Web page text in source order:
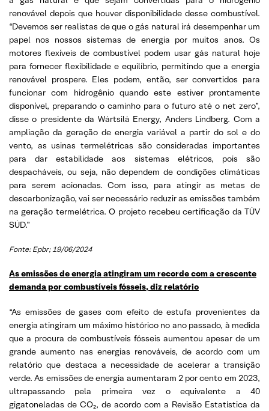
renovável depois que houver disponibilidade desse combustível.
“Devemos ser realistas de que o gás natural irá desempenhar um
papel nos nossos sistemas de energia por muitos anos. Os
motores flexíveis de combustível podem usar gás natural hoje
para fornecer flexibilidade e equilíbrio, permitindo que a energia
renovável prospere. Eles podem, então, ser convertidos para
funcionar com hidrogênio quando este estiver prontamente
disponível, preparando o caminho para o futuro até o net zero”,
disse o presidente da Wärtsilä Energy, Anders Lindberg. Com a
ampliação da geração de energia variável a partir do sol e do
vento, as usinas termelétricas são consideradas importantes
para dar estabilidade aos sistemas elétricos, pois são
despacháveis, ou seja, não dependem de condições climáticas
para serem acionadas. Com isso, para atingir as metas de
descarbonização, vai ser necessário reduzir as emissões também
na geração termelétrica. O projeto recebeu certificação da TÜV
SÜD.”
Fonte: Epbr; 19/06/2024
As emissões de energia atingiram um recorde com a crescente
demanda por combustíveis fósseis, diz relatório
“As emissões de gases com efeito de estufa provenientes da
energia atingiram um máximo histórico no ano passado, à medida
que a procura de combustíveis fósseis aumentou apesar de um
grande aumento nas energias renováveis, de acordo com um
relatório que destaca a necessidade de acelerar a transição
verde. As emissões de energia aumentaram 2 por cento em 2023,
ultrapassando pela primeira vez o equivalente a 40
gigatoneladas de CO₂, de acordo com a Revisão Estatística da